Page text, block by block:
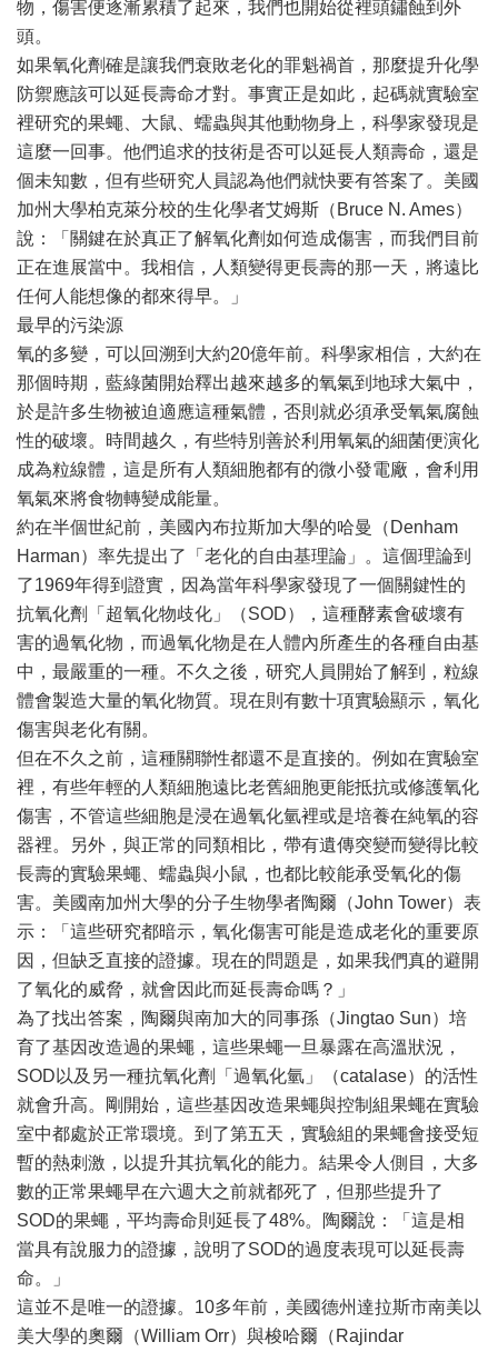
物，傷害便逐漸累積了起來，我們也開始從裡頭鏽蝕到外
頭。
如果氧化劑確是讓我們衰敗老化的罪魁禍首，那麼提升化學
防禦應該可以延長壽命才對。事實正是如此，起碼就實驗室
裡研究的果蠅、大鼠、蠕蟲與其他動物身上，科學家發現是
這麼一回事。他們追求的技術是否可以延長人類壽命，還是
個未知數，但有些研究人員認為他們就快要有答案了。美國
加州大學柏克萊分校的生化學者艾姆斯（Bruce N. Ames）
說：「關鍵在於真正了解氧化劑如何造成傷害，而我們目前
正在進展當中。我相信，人類變得更長壽的那一天，將遠比
任何人能想像的都來得早。」
最早的污染源
氧的多變，可以回溯到大約20億年前。科學家相信，大約在
那個時期，藍綠菌開始釋出越來越多的氧氣到地球大氣中，
於是許多生物被迫適應這種氣體，否則就必須承受氧氣腐蝕
性的破壞。時間越久，有些特別善於利用氧氣的細菌便演化
成為粒線體，這是所有人類細胞都有的微小發電廠，會利用
氧氣來將食物轉變成能量。
約在半個世紀前，美國內布拉斯加大學的哈曼（Denham
Harman）率先提出了「老化的自由基理論」。這個理論到
了1969年得到證實，因為當年科學家發現了一個關鍵性的
抗氧化劑「超氧化物歧化」（SOD），這種酵素會破壞有
害的過氧化物，而過氧化物是在人體內所產生的各種自由基
中，最嚴重的一種。不久之後，研究人員開始了解到，粒線
體會製造大量的氧化物質。現在則有數十項實驗顯示，氧化
傷害與老化有關。
但在不久之前，這種關聯性都還不是直接的。例如在實驗室
裡，有些年輕的人類細胞遠比老舊細胞更能抵抗或修護氧化
傷害，不管這些細胞是浸在過氧化氫裡或是培養在純氧的容
器裡。另外，與正常的同類相比，帶有遺傳突變而變得比較
長壽的實驗果蠅、蠕蟲與小鼠，也都比較能承受氧化的傷
害。美國南加州大學的分子生物學者陶爾（John Tower）表
示：「這些研究都暗示，氧化傷害可能是造成老化的重要原
因，但缺乏直接的證據。現在的問題是，如果我們真的避開
了氧化的威脅，就會因此而延長壽命嗎？」
為了找出答案，陶爾與南加大的同事孫（Jingtao Sun）培
育了基因改造過的果蠅，這些果蠅一旦暴露在高溫狀況，
SOD以及另一種抗氧化劑「過氧化氫」（catalase）的活性
就會升高。剛開始，這些基因改造果蠅與控制組果蠅在實驗
室中都處於正常環境。到了第五天，實驗組的果蠅會接受短
暫的熱刺激，以提升其抗氧化的能力。結果令人側目，大多
數的正常果蠅早在六週大之前就都死了，但那些提升了
SOD的果蠅，平均壽命則延長了48%。陶爾說：「這是相
當具有說服力的證據，說明了SOD的過度表現可以延長壽
命。」
這並不是唯一的證據。10多年前，美國德州達拉斯市南美以
美大學的奧爾（William Orr）與梭哈爾（Rajindar